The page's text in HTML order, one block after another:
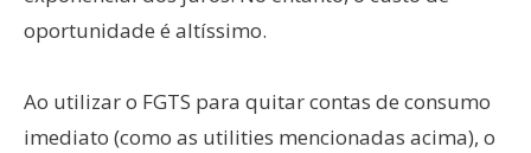
oportunidade é altíssimo.
Ao utilizar o FGTS para quitar contas de consumo
imediato (como as utilities mencionadas acima), o